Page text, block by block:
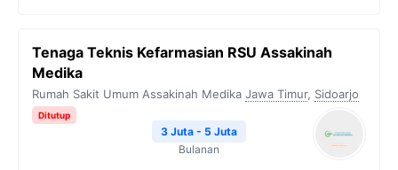
Tenaga Teknis Kefarmasian RSU Assakinah
Medika
Rumah Sakit Umum Assakinah Medika Jawa Timur, Sidoarjo
Ditutup
3 Juta - 5 Juta
Bulanan